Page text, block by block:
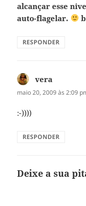
alcançar esse
auto-flagelar.
RESPONDER
vera
maio 20, 2009 às 2:09
:-))))
RESPONDER
Deixe a sua